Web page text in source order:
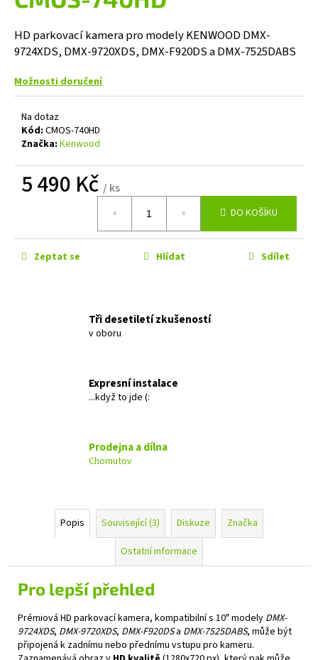
z
5
hvězdiček.
HD parkovací kamera pro modely KENWOOD DMX-
9724XDS, DMX-9720XDS, DMX-F920DS a DMX-7525DABS
Možnosti doručení
Na dotaz
Kód: CMOS-740HD
Značka: Kenwood
5 490 Kč / ks
DO KOŠÍKU
Zeptat se Hlídat Sdílet
Tři desetiletí zkušeností
v oboru
Expresní instalace
...když to jde (:
Prodejna a dílna
Chomutov
Popis Související (3) Diskuze
Značka
Ostatní informace
Pro lepší přehled
Prémiová HD parkovací kamera, kompatibilní s 10" modely DMX-
9724XDS, DMX-9720XDS, DMX-F920DSa DMX-7525DABS, může být
připojená k zadnímu nebo přednímu vstupu pro kameru.
j
í
t
?
HLEDAT
o
p